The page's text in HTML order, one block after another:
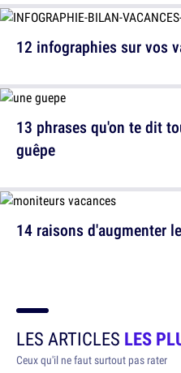
13 phrases qu'on te dit
guêpe
12 infographies sur vos
14 raisons d'augmenter
LES ARTICLES LES
Ceux qu'il ne faut surtout pas rater